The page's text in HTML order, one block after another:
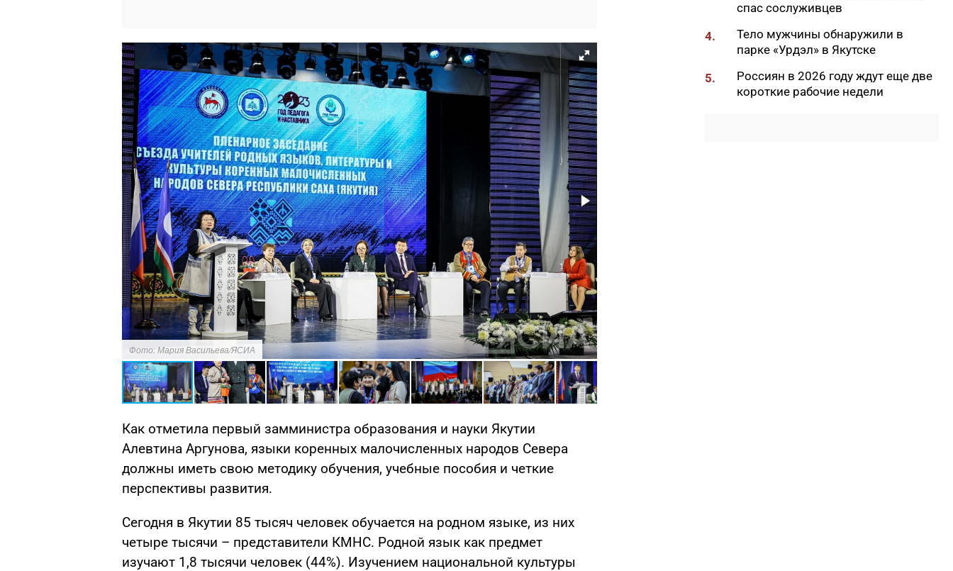
Фото: Мария Васильева/ЯСИА
Как отметила первый замминистра образования и науки Якутии
Алевтина Аргунова, языки коренных малочисленных народов Севера
должны иметь свою методику обучения, учебные пособия и четкие
перспективы развития.
Сегодня в Якутии 85 тысяч человек обучается на родном языке, из них
четыре тысячи – представители КМНС. Родной язык как предмет
изучают 1,8 тысячи человек (44%). Изучением национальной культуры
Сколько стоит, собрать
ребенка в школу на Дальнем
Востоке
09:20
В Якутии заготовлено 114
тысяч тонн сена и 200 тонн
сенажа
спас сослуживцев
4.
Тело мужчины обнаружили в
парке «Урдэл» в Якутске
5.
Россиян в 2026 году ждут еще две
короткие рабочие недели